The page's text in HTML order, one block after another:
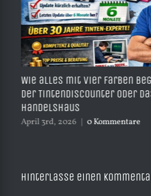
Drucktreiber-Update:
zur Verwendung
Druckerpatronen
April 1st, 2026 0 Kommentare
Hinterlasse einen